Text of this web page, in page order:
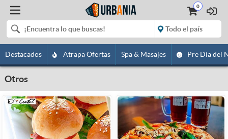
0
Destacados Atrapa Ofertas Spa & Masajes Pre Día del
Otros